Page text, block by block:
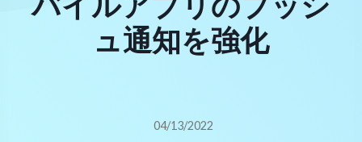
ュ通知を強化
04/13/2022